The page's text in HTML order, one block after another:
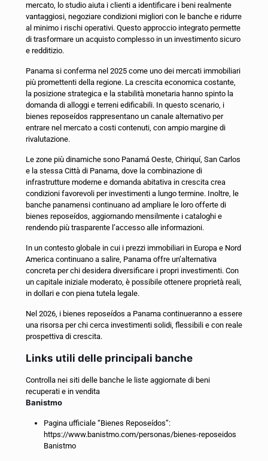
mercato, lo studio aiuta i clienti a identificare i beni realmente
vantaggiosi, negoziare condizioni migliori con le banche e ridurre
al minimo i rischi operativi. Questo approccio integrato permette
di trasformare un acquisto complesso in un investimento sicuro
e redditizio.
Panama si conferma nel 2025 come uno dei mercati immobiliari
più promettenti della regione. La crescita economica costante,
la posizione strategica e la stabilità monetaria hanno spinto la
domanda di alloggi e terreni edificabili. In questo scenario, i
bienes reposeídos rappresentano un canale alternativo per
entrare nel mercato a costi contenuti, con ampio margine di
rivalutazione.
Le zone più dinamiche sono Panamá Oeste, Chiriquí, San Carlos
e la stessa Città di Panama, dove la combinazione di
infrastrutture moderne e domanda abitativa in crescita crea
condizioni favorevoli per investimenti a lungo termine. Inoltre, le
banche panamensi continuano ad ampliare le loro offerte di
bienes reposeídos, aggiornando mensilmente i cataloghi e
rendendo più trasparente l’accesso alle informazioni.
In un contesto globale in cui i prezzi immobiliari in Europa e Nord
America continuano a salire, Panama offre un’alternativa
concreta per chi desidera diversificare i propri investimenti. Con
un capitale iniziale moderato, è possibile ottenere proprietà reali,
in dollari e con piena tutela legale.
Nel 2026, i bienes reposeídos a Panama continueranno a essere
una risorsa per chi cerca investimenti solidi, flessibili e con reale
prospettiva di crescita.
Links utili delle principali banche
Controlla nei siti delle banche le liste aggiornate di beni
recuperati e in vendita
Banistmo
Pagina ufficiale “Bienes Reposeídos”:
https://www.banistmo.com/personas/bienes-reposeidos
Banistmo